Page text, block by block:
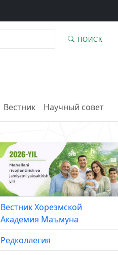
ПОИСК
Вестник
Научный совет
Вестник Хорезмской
Академия Маъмуна
Редколлегия